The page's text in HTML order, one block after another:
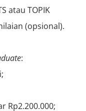
atau TOPIK
(opsional).
:
Rp2.200.000;